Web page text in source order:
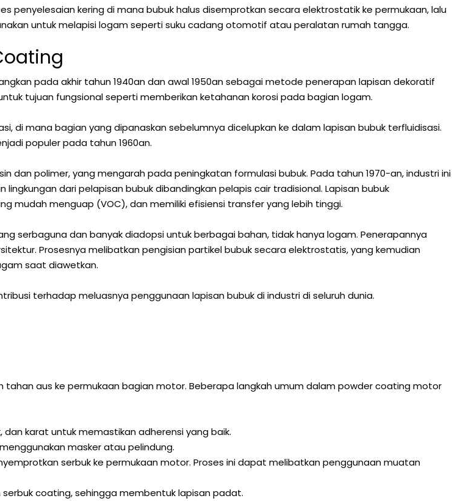
penyelesaian kering di mana bubuk halus disemprotkan secara elektrostatik ke permukaan, lalu
untuk melapisi logam seperti suku cadang otomotif atau peralatan rumah tangga.
pada akhir tahun 1940an dan awal 1950an sebagai metode penerapan lapisan dekoratif
tujuan fungsional seperti memberikan ketahanan korosi pada bagian logam.
di mana bagian yang dipanaskan sebelumnya dicelupkan ke dalam lapisan bubuk terfluidisasi.
populer pada tahun 1960an.
polimer, yang mengarah pada peningkatan formulasi bubuk. Pada tahun 1970-an, industri ini
dari pelapisan bubuk dibandingkan pelapis cair tradisional. Lapisan bubuk
mudah menguap (VOC), dan memiliki efisiensi transfer yang lebih tinggi.
serbaguna dan banyak diadopsi untuk berbagai bahan, tidak hanya logam. Penerapannya
Prosesnya melibatkan pengisian partikel bubuk secara elektrostatis, yang kemudian
saat diawetkan.
terhadap meluasnya penggunaan lapisan bubuk di industri di seluruh dunia.
aus ke permukaan bagian motor. Beberapa langkah umum dalam powder coating motor
karat untuk memastikan adherensi yang baik.
masker atau pelindung.
serbuk ke permukaan motor. Proses ini dapat melibatkan penggunaan muatan
coating, sehingga membentuk lapisan padat.